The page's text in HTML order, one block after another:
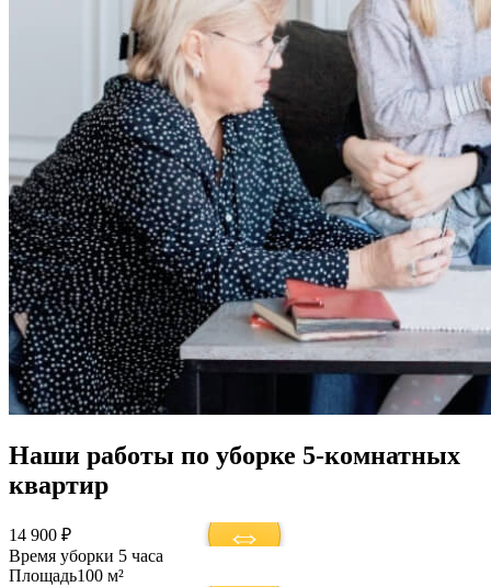
Наши работы по уборке 5-комнатных
квартир
14 900 ₽
Время уборки 5 часа
Площадь100 м²